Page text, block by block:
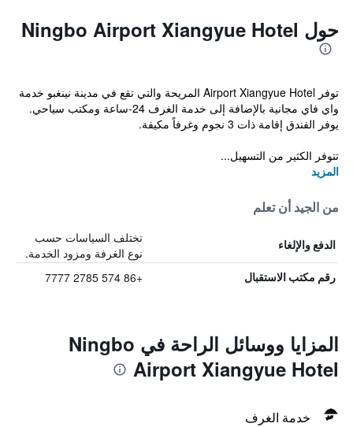
حول Ningbo Airport Xiangyue Hotel
توفر Airport Xiangyue Hotel المريحة والتي تقع في مدينة نينغبو خدمة
واي فاي مجانية بالإضافة إلى خدمة الغرف 24-ساعة ومكتب سياحي.
يوفر الفندق إقامة ذات 3 نجوم وغرفاً مكيفة.
تتوفر الكثير من التسهيل...
المزيد
من الجيد أن تعلم
الدفع والإلغاء
تختلف السياسات حسب
نوع الغرفة ومزود الخدمة.
رقم مكتب الاستقبال +86 574 2785 7777
المزايا ووسائل الراحة في Ningbo
Airport Xiangyue Hotel
خدمة الغرف